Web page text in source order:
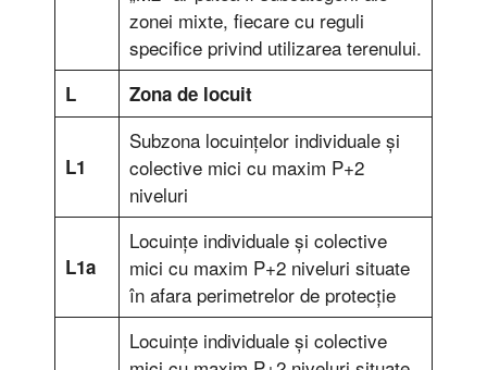
zonei mixte, fiecare cu reguli
specifice privind utilizarea terenului.
L Zona de locuit
L1
Subzona locuinţelor individuale şi
colective mici cu maxim P+2
niveluri
L1a
Locuinţe individuale şi colective
mici cu maxim P+2 niveluri situate
în afara perimetrelor de protecţie
Locuinţe individuale şi colective